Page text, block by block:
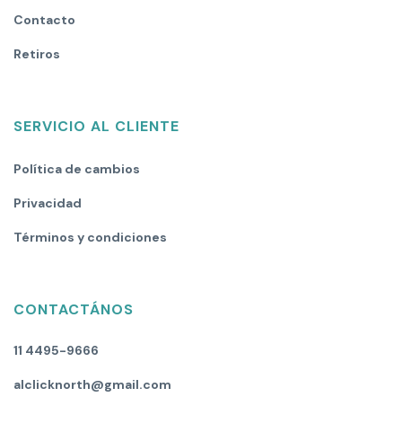
Contacto
Retiros
SERVICIO AL CLIENTE
Política de cambios
Privacidad
Términos y condiciones
CONTACTÁNOS
11 4495-9666
alclicknorth@gmail.com